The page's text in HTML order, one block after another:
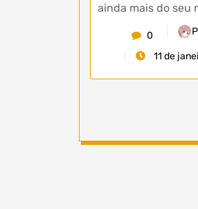
ainda mais do seu
0
11 de